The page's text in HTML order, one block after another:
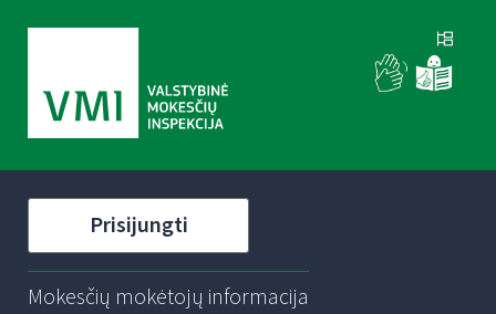
Prisijungti
Mokesčių mokėtojų informacija